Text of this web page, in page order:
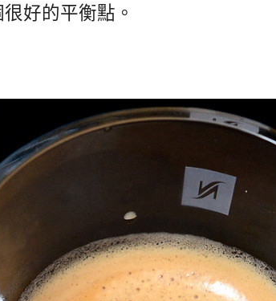
好的平衡點。